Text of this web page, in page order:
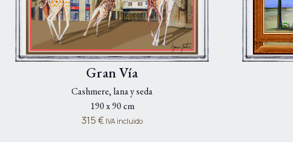
Gran Vía
Cashmere, lana y seda
190 x 90 cm
315€ IVA incluido